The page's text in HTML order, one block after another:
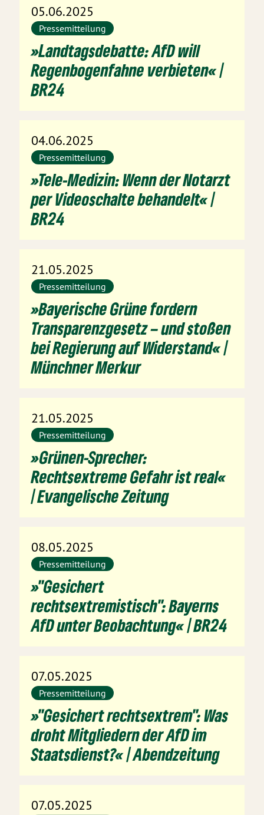
05.06.2025
Pressemitteilung
»Landtagsdebatte: AfD will
Regenbogenfahne verbieten« |
BR24
04.06.2025
Pressemitteilung
»Tele-Medizin: Wenn der Notarzt
per Videoschalte behandelt« |
BR24
21.05.2025
Pressemitteilung
»Bayerische Grüne fordern
Transparenzgesetz – und stoßen
bei Regierung auf Widerstand« |
Münchner Merkur
21.05.2025
Pressemitteilung
»Grünen-Sprecher:
Rechtsextreme Gefahr ist real«
| Evangelische Zeitung
08.05.2025
Pressemitteilung
»"Gesichert
rechtsextremistisch": Bayerns
AfD unter Beobachtung« | BR24
07.05.2025
Pressemitteilung
»"Gesichert rechtsextrem": Was
droht Mitgliedern der AfD im
Staatsdienst?« | Abendzeitung
07.05.2025